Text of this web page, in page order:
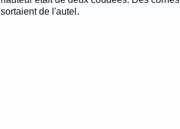
sortaient de l'autel.